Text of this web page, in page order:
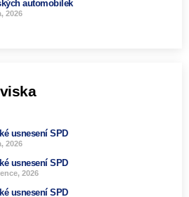
automobilek
2026
usnesení SPD
2026
usnesení SPD
2026
usnesení SPD